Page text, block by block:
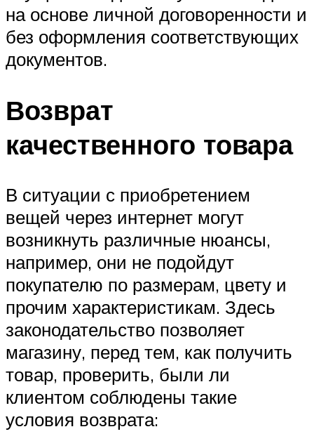
на основе личной договоренности и
без оформления соответствующих
документов.
Возврат
качественного товара
В ситуации с приобретением
вещей через интернет могут
возникнуть различные нюансы,
например, они не подойдут
покупателю по размерам, цвету и
прочим характеристикам. Здесь
законодательство позволяет
магазину, перед тем, как получить
товар, проверить, были ли
клиентом соблюдены такие
условия возврата: